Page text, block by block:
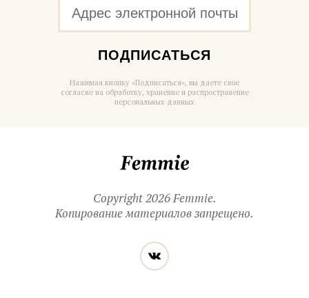
ПОДПИСАТЬСЯ
Нажимая кнопку «Подписаться», вы даете свое
согласие на обработку, хранение и распространение
персональных данных
Copyright 2026 Femmie.
Копирование материалов запрещено.
Читайте
нас
в социальных